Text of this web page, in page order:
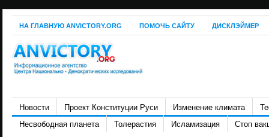
НА ГЛАВНУЮ ANVICTORY.ORG ПОМОЧЬ САЙТУ ДИСКЛЭЙМЕР
Новости Проект Конституции Руси Изменение климата
Несвободная планета
Толерастия Исламизация Стоп